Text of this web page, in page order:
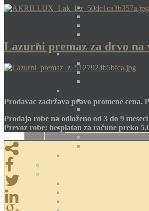
Lazurni premaz za drvo na
Prodavac zadržava pravo promene
Prodaja robe na odloženo od 3 do 9
Prevoz robe: besplatan za račune preko